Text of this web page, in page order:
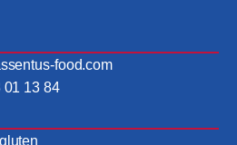
food.com
01 13 84